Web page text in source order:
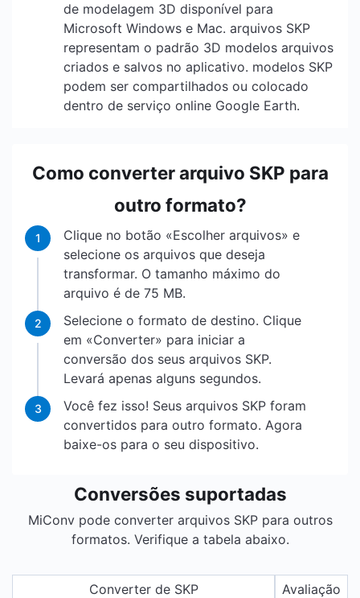
de modelagem 3D disponível para
Microsoft Windows e Mac. arquivos SKP
representam o padrão 3D modelos arquivos
criados e salvos no aplicativo. modelos SKP
podem ser compartilhados ou colocado
dentro de serviço online Google Earth.
Como converter arquivo SKP para
outro formato?
1
Clique no botão «Escolher arquivos» e
selecione os arquivos que deseja
transformar. O tamanho máximo do
arquivo é de 75 MB.
2
Selecione o formato de destino. Clique
em «Converter» para iniciar a
conversão dos seus arquivos SKP.
Levará apenas alguns segundos.
3
Você fez isso! Seus arquivos SKP foram
convertidos para outro formato. Agora
baixe-os para o seu dispositivo.
Conversões suportadas
MiConv pode converter arquivos SKP para outros
formatos. Verifique a tabela abaixo.
Converter de SKP
Avaliação